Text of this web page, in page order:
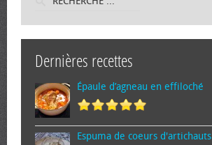
Dernières recettes
Épaule d’agneau en effiloché
Espuma de cœurs d'artichauts